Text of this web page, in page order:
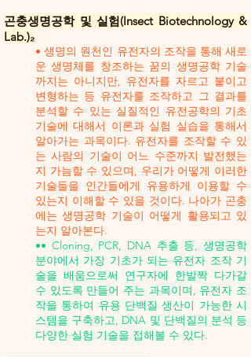
곤충생명공학 및 실험(Insect Biotechnology &
Lab.)₂
• 생명의 원천인 유전자의 조작을 통해 새로
운 생명체를 창조하는 꿈의 생명공학 기술
까지는 아니지만, 유전자를 자르고 붙이고
변형하는 등 유전자를 조작하고 그 결과를
분석할 수 있는 실질적인 유전공학의 기초
기술에 대해서 이론과 실험 실습을 통해서
알아가는 과목이다. 유전자를 조작할 수 있
는 사람의 기술이 어느 수준까지 발전했는
지 가늠할 수 있으며, 우리가 어떻게 이러한
기술들을 인간들에게 유용하게 이용할 수
있는지 이해할 수 있을 것이다. 나아가 곤충
에는 생명공학 기술이 어떻게 활용되고 있
는지 알아본다.
•• Cloning, PCR, DNA 추출 등, 생명공학
분야에서 가장 기초가 되는 유전자 조작 기
술을 배움으로써 연구자에 한발짝 다가갈
수 있도록 만들어 주는 과목이며, 유전자 조
작을 통하여 유용 단백질 생산이 가능한 시
스템을 구축하고, DNA 및 단백질의 분석 등
다양한 실험 기술을 접해볼 수 있다.